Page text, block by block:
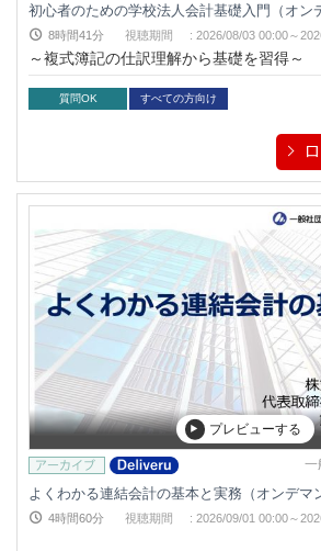
初心者のための学校法人会計基礎入門（オン
8時間41分 視聴期間 : 2026/08/03 00:00～
～複式簿記の仕訳理解から基礎を習得～
質問OK すべての方向け
プレビューする
一
よくわかる連結会計の基本と実務（オンデマ
4時間60分 視聴期間 : 2026/09/01 00:00～